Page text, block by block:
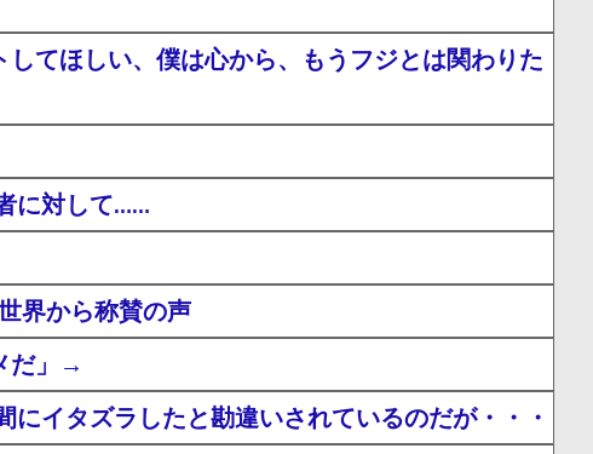
てほしい、僕は心から、もうフジとは関わりた
に対して……
界から称賛の声
だ」→
イタズラしたと勘違いされているのだが・・・